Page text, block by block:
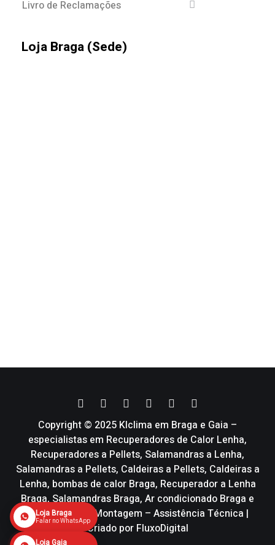
Livro de Reclamações
Loja Braga (Sede)
Copyright © 2025 Klclima em Braga e Gaia –
especialistas em Recuperadores de Calor Lenha,
Recuperadores a Pellets, Salamandras a Lenha,
Salamandras a Pellets, Caldeiras a Pellets, Caldeiras a
Lenha, bombas de calor Braga, Recuperador a Lenha
Braga, Salamandras Braga, Ar condicionado Braga e
Vmc | Venda – Montagem – Assistência Técnica |
Criado por FluxoDigital
Loja Braga
Falar no WhatsApp
Loja Gaia